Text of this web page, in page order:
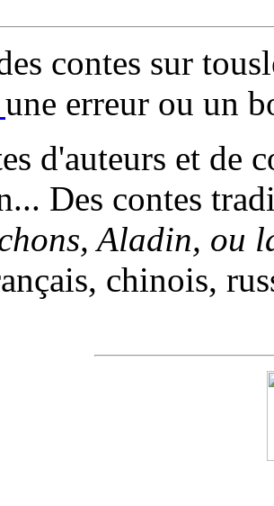
contes sur
une erreur ou un
d'auteurs et de
Des contes
Aladin, ou
chinois,